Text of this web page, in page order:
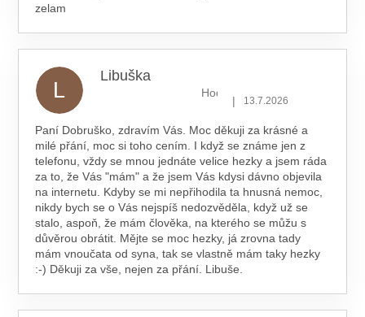
zelam
L
Libuška
Hodnocení obchodu je 5 z 5
| 13.7.2026
Paní Dobruško, zdravím Vás. Moc děkuji za krásné a
milé přání, moc si toho cením. I když se známe jen z
telefonu, vždy se mnou jednáte velice hezky a jsem ráda
za to, že Vás "mám" a že jsem Vás kdysi dávno objevila
na internetu. Kdyby se mi nepřihodila ta hnusná nemoc,
nikdy bych se o Vás nejspíš nedozvěděla, když už se
stalo, aspoň, že mám člověka, na kterého se můžu s
důvěrou obrátit. Mějte se moc hezky, já zrovna tady
mám vnoučata od syna, tak se vlastně mám taky hezky
:-) Děkuji za vše, nejen za přání. Libuše.